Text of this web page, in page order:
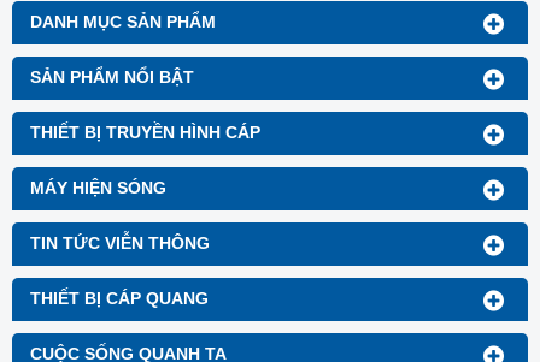
DANH MỤC SẢN PHẨM
SẢN PHẨM NỔI BẬT
THIẾT BỊ TRUYỀN HÌNH CÁP
MÁY HIỆN SÓNG
TIN TỨC VIỄN THÔNG
THIẾT BỊ CÁP QUANG
CUỘC SỐNG QUANH TA